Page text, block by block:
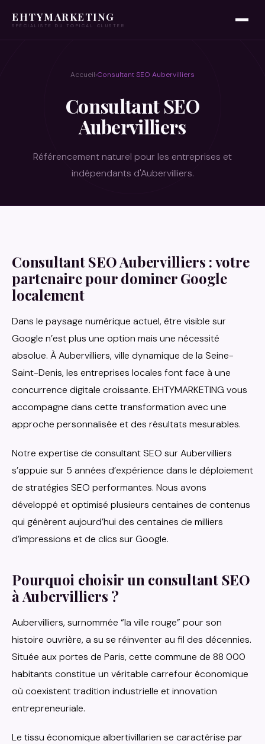
EHTYMARKETING
SPÉCIALISTE DU TOPICAL CLUSTER
Accueil›Consultant SEO Aubervilliers
Consultant SEO
Aubervilliers
Référencement naturel pour les entreprises et
indépendants d'Aubervilliers.
Consultant SEO Aubervilliers : votre
partenaire pour dominer Google
localement
Dans le paysage numérique actuel, être visible sur
Google n’est plus une option mais une nécessité
absolue. À Aubervilliers, ville dynamique de la Seine-
Saint-Denis, les entreprises locales font face à une
concurrence digitale croissante. EHTYMARKETING vous
accompagne dans cette transformation avec une
approche personnalisée et des résultats mesurables.
Notre expertise de consultant SEO sur Aubervilliers
s’appuie sur 5 années d’expérience dans le déploiement
de stratégies SEO performantes. Nous avons
développé et optimisé plusieurs centaines de contenus
qui génèrent aujourd’hui des centaines de milliers
d’impressions et de clics sur Google.
Pourquoi choisir un consultant SEO
à Aubervilliers ?
Aubervilliers, surnommée “la ville rouge” pour son
histoire ouvrière, a su se réinventer au fil des décennies.
Située aux portes de Paris, cette commune de 88 000
habitants constitue un véritable carrefour économique
où coexistent tradition industrielle et innovation
entrepreneuriale.
Le tissu économique albertivillarien se caractérise par